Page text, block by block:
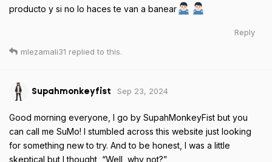
producto y si no lo haces te van a banear
Reply
mlezamali31 replied to this.
Supahmonkeyfist Sep 23, 2024
Good morning everyone, I go by SupahMonkeyFist but you
can call me SuMo! I stumbled across this website just looking
for something new to try. And to be honest, I was a little
skeptical but I thought, “Well, why not?”